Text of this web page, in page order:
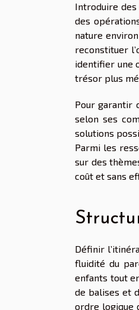
Introduire
des
nature
reconstituer
identifier une
trésor plus
Pour garantir
selon ses
solutions
Parmi les
sur des
coût et sans
Définir
fluidité du
enfants tout
de balises et
ordre logique